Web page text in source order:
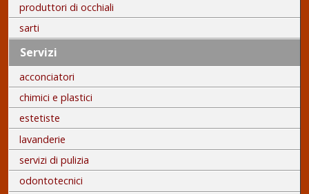
produttori di occhiali
sarti
Servizi
acconciatori
chimici e plastici
estetiste
lavanderie
servizi di pulizia
odontotecnici